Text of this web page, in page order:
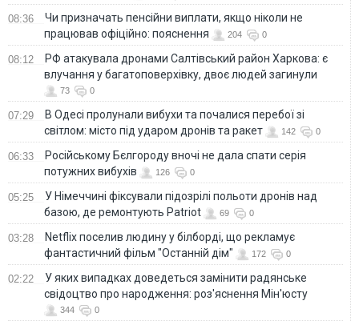
08:36
Чи призначать пенсійни виплати, якщо ніколи не
працював офіційно: пояснення
204 0
08:12
РФ атакувала дронами Салтівський район Харкова: є
влучання у багатоповерхівку, двоє людей загинули
73 0
07:29
В Одесі пролунали вибухи та почалися перебої зі
світлом: місто під ударом дронів та ракет
142 0
06:33
Російському Бєлгороду вночі не дала спати серія
потужних вибухів
126 0
05:25
У Німеччині фіксували підозрілі польоти дронів над
базою, де ремонтують Patriot
69 0
03:28
Netflix поселив людину у білборді, що рекламує
фантастичний фільм "Останній дім"
172 0
02:22
У яких випадках доведеться замінити радянське
свідоцтво про народження: роз'яснення Мін'юсту
344 0